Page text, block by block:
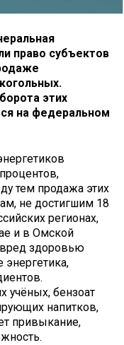
право субъектов
этих
на федеральном
тем продажа этих
не достигшим 18
регионах,
и в Омской
вред здоровью
энергетика,
учёных, бензоат
напитков,
привыкание,